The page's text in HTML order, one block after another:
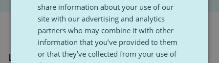
Loisirs et épicerie
share information about your use of our
site with our advertising and analytics
partners who may combine it with other
information that you’ve provided to them
or that they’ve collected from your use of